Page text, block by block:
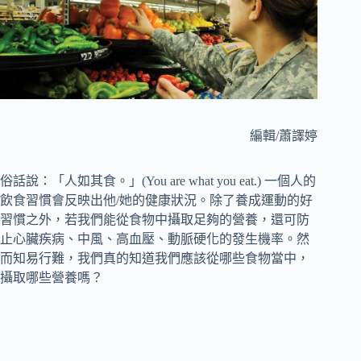
編輯/蕭譯婷
俗話說：「人如其食。」(You are what you eat.) 一個人的
飲食習慣會反映出他/她的健康狀況。除了養成運動的好
習慣之外，若我們能從食物中攝取足夠的營養，還可防
止心臟疾病、中風、高血壓、動脈硬化的發生機率。然
而知易行難，我們真的知道我們應該從哪些食物當中，
攝取哪些營養嗎？